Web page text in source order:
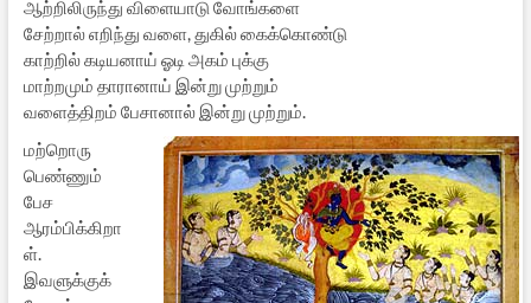
ஆற்றிலிருந்து விளையாடு வோங்களை
சேற்றால் எறிந்து வளை, துகில் கைக்கொண்டு
காற்றில் கடியனாய் ஓடி அகம் புக்கு
மாற்றமும் தாரானாய் இன்று முற்றும்
வளைத்திறம் பேசானால் இன்று முற்றும்.
மற்றொரு
பெண்ணும்
பேச
ஆரம்பிக்கிறா
ள்.
இவளுக்குக்